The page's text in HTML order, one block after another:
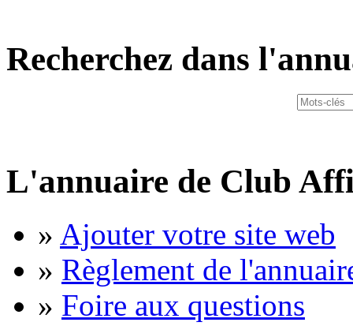
Recherchez dans
L'annuaire de Club
» Ajouter votre site web
» Règlement de
» Foire aux questions